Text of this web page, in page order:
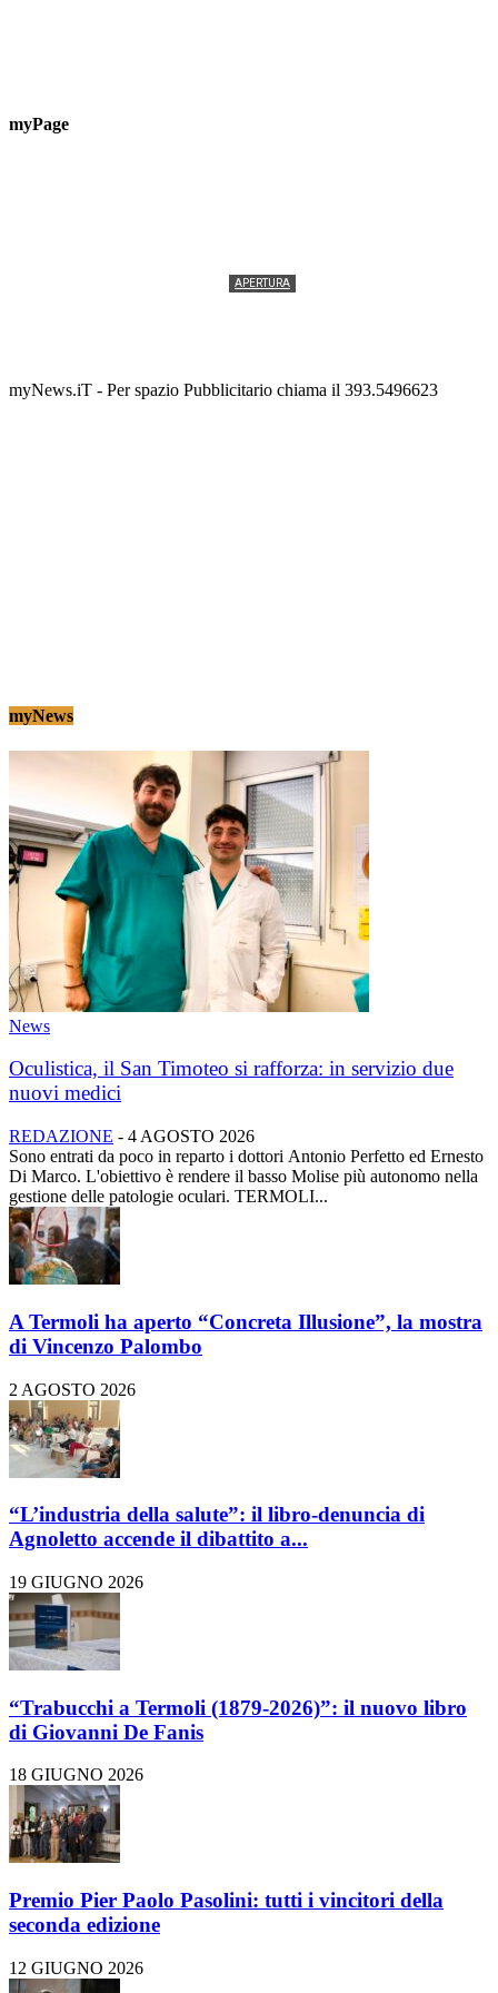
myPage
APERTURA
myNews.iT - Per spazio Pubblicitario chiama il 393.5496623
myNews
News
Oculistica, il San Timoteo si rafforza: in servizio due
nuovi medici
REDAZIONE - 4 AGOSTO 2026
Sono entrati da poco in reparto i dottori Antonio Perfetto ed Ernesto
Di Marco. L'obiettivo è rendere il basso Molise più autonomo nella
gestione delle patologie oculari. TERMOLI...
A Termoli ha aperto “Concreta Illusione”, la mostra
di Vincenzo Palombo
2 AGOSTO 2026
“L’industria della salute”: il libro-denuncia di
Agnoletto accende il dibattito a...
19 GIUGNO 2026
“Trabucchi a Termoli (1879-2026)”: il nuovo libro
di Giovanni De Fanis
18 GIUGNO 2026
Premio Pier Paolo Pasolini: tutti i vincitori della
seconda edizione
12 GIUGNO 2026